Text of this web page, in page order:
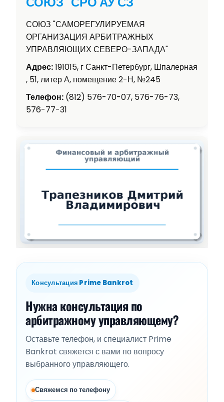
СОЮЗ "САМОРЕГУЛИРУЕМАЯ
ОРГАНИЗАЦИЯ АРБИТРАЖНЫХ
УПРАВЛЯЮЩИХ СЕВЕРО-ЗАПАДА"
Адрес:191015, г Санкт-Петербург, Шпалерная
, 51, литер А, помещение 2-Н, №245
Телефон: (812) 576-70-07, 576-76-73,
576-77-31
Консультация Prime Bankrot
Нужна консультация по
арбитражному управляющему?
Оставьте телефон, и специалист Prime
Bankrot свяжется с вами по вопросу
выбранного управляющего.
Свяжемся по телефону